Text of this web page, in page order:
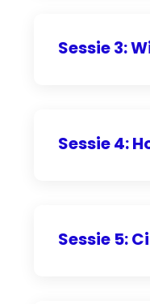
Sessie 3:
Sessie 4:
Sessie 5: